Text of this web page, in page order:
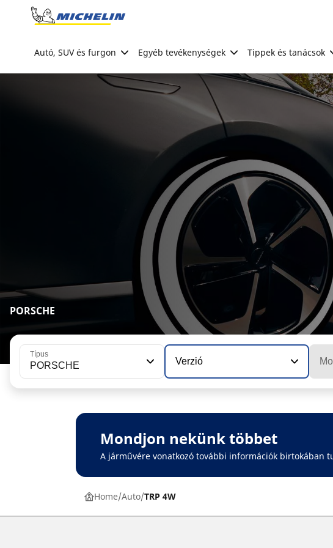
Go to page content
Autó, SUV és furgon Egyéb tevékenységek Tippek és tanácsok
PORSCHE
Típus
PORSCHE Verzió
Mondjon nekünk többet
A járművére vonatkozó további információk birtokában
Home Auto TRP 4W